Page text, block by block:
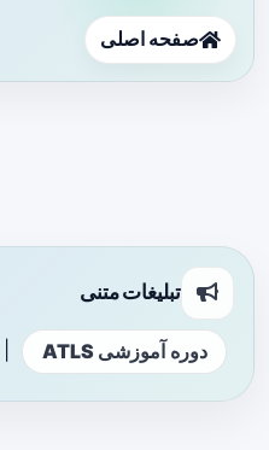
صفحه اصلی
تبلیغات متنی
دوره آموزشی ATLS